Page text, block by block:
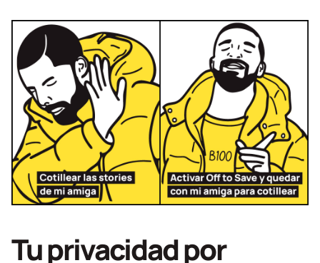
Tu privacidad por